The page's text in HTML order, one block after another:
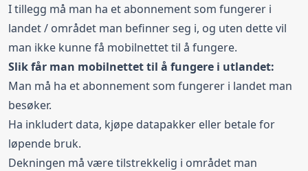
I tillegg må man ha et abonnement som fungerer i
landet / området man befinner seg i, og uten dette vil
man ikke kunne få mobilnettet til å fungere.
Slik får man mobilnettet til å fungere i utlandet:
Man må ha et abonnement som fungerer i landet man
besøker.
Ha inkludert data, kjøpe datapakker eller betale for
løpende bruk.
Dekningen må være tilstrekkelig i området man